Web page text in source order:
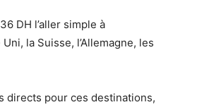
DH l’aller simple à
la Suisse, l’Allemagne, les
directs pour ces destinations,